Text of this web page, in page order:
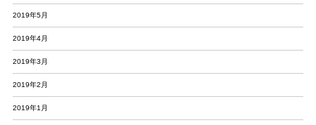
2019年5月
2019年4月
2019年3月
2019年2月
2019年1月